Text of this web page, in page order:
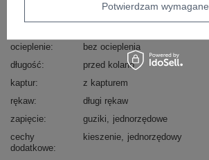
jesień
zima
ocieplenie
bez ocieplenia
długość
przed kolano
kaptur
z kapturem
rękaw
długi rękaw
zapięcie
guziki
jednorzędowe
cechy
dodatkowe
kieszenie jednorzędowy
Potwierdzam wymagane